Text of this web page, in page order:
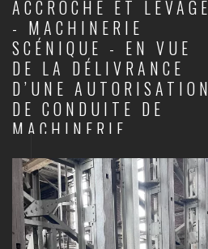
ACCROCHE ET LEVAGE
- MACHINERIE
SCÉNIQUE - EN VUE
DE LA DÉLIVRANCE
D’UNE AUTORISATION
DE CONDUITE DE
MACHINERIE